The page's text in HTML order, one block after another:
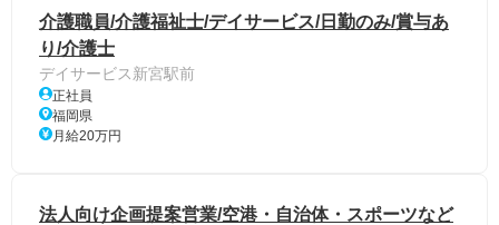
介護職員/介護福祉士/デイサービス/日勤のみ/賞与あ
り/介護士
デイサービス新宮駅前
正社員
福岡県
月給20万円
法人向け企画提案営業/空港・自治体・スポーツなど